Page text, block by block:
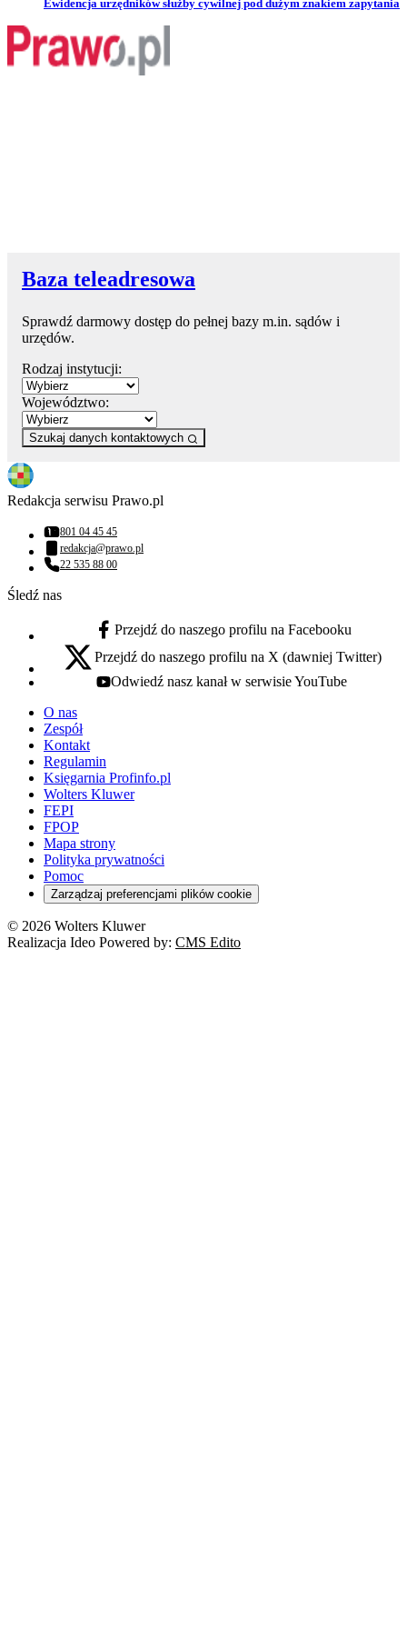
Ewidencja urzędników służby cywilnej pod dużym znakiem zapytania
Baza teleadresowa
Sprawdź darmowy dostęp do pełnej bazy m.in. sądów i
urzędów.
Rodzaj instytucji:
Województwo:
Szukaj danych kontaktowych
Redakcja serwisu Prawo.pl
Numer telefonu:
801 04 45 45
Adres email:
redakcja@prawo.pl
Numer telefonu:
22 535 88 00
Śledź nas
facebook - otwiera się w nowej karcie
Przejdź do naszego profilu na Facebooku
x - otwiera się w nowej karcie
Przejdź do naszego profilu na X (dawniej Twitter)
youtube - otwiera się w nowej karcie
Odwiedź nasz kanał w serwisie YouTube
O nas
Zespół
Kontakt
Regulamin
Księgarnia Profinfo.pl
Wolters Kluwer
FEPI
FPOP
Mapa strony
Polityka prywatności
Pomoc
Zarządzaj preferencjami plików cookie
© 2026 Wolters Kluwer
Realizacja Ideo Powered by: CMS Edito